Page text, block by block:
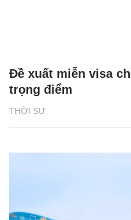
THỜI SỰ
Đề xuất miễn visa
trọng điểm